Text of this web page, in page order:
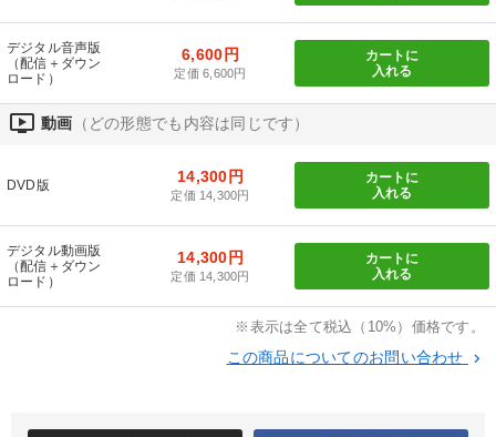
ondemand_video 経営音声・動画を探す refresh 更新する
全国経営者セミナー収録物以外の経営教材（全761タイトル）からお探
最新トレンドと時代の潮流を押さえる
「利上げ時代の最新・銀行対策」＋「不動産市況予測」＋「市場
予測と株式投資」最新刊
社員が自律的に動き出す組織づくり
全国経営者セミナー収録〈売れ筋・人気〉音声＆動画20選
デジタル音声版
（配信＋ダウン
ロード）
6,600円
定価 6,600円
カートに
入れる
ondemand_video 動画 （どの形態でも内容は同じです）
DVD版 14,300円
定価 14,300円
カートに
入れる
デジタル動画版
（配信＋ダウン
ロード）
14,300円
定価 14,300円
カートに
入れる
※表示は全て税込（10%）価格です。
この商品についてのお問い合わせ keyboard_arrow_right